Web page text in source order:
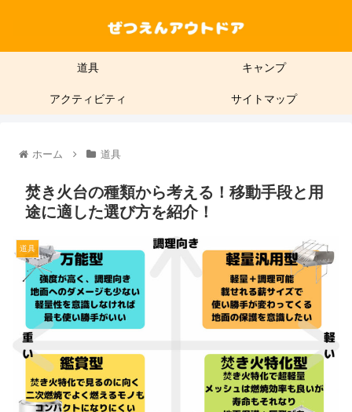
道具 キャンプ
アクティビティ サイトマップ
ホーム 道具
焚き火台の種類から考える！移動手段と用
途に適した選び方を紹介！
道具